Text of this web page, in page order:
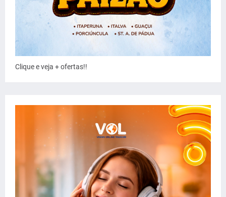
Clique e veja + ofertas!!